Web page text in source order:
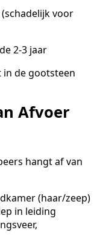
voor
2-3 jaar
in de gootsteen
Afvoer
hangt af van
(haar/zeep)
in leiding